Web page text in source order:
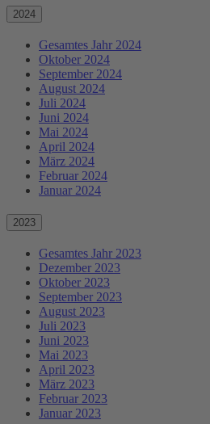
2024
Gesamtes Jahr 2024
Oktober 2024
September 2024
August 2024
Juli 2024
Juni 2024
Mai 2024
April 2024
März 2024
Februar 2024
Januar 2024
2023
Gesamtes Jahr 2023
Dezember 2023
Oktober 2023
September 2023
August 2023
Juli 2023
Juni 2023
Mai 2023
April 2023
März 2023
Februar 2023
Januar 2023